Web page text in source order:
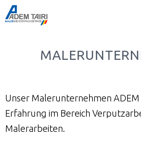
Unser Malerunternehmen ADEM
Erfahrung im Bereich
Malerarbeiten.